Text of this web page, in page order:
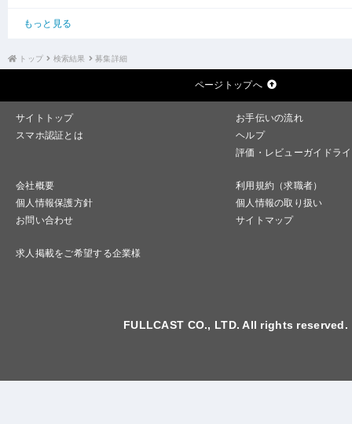
もっと見る
トップ 検索結果 募集詳細
ページトップへ
サイトトップ
お手伝いの流れ
スマホ認証とは
ヘルプ
評価・レビューガイドラ
会社概要
利用規約（求職者）
個人情報保護方針
個人情報の取り扱い
お問い合わせ
サイトマップ
求人掲載をご希望する企業様
FULLCAST CO., LTD. All rights reserved.